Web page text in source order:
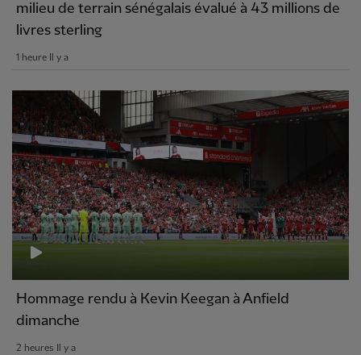
milieu de terrain sénégalais évalué à 43 millions de
livres sterling
1 heure Il y a
Hommage rendu à Kevin Keegan à Anfield
dimanche
2 heures Il y a